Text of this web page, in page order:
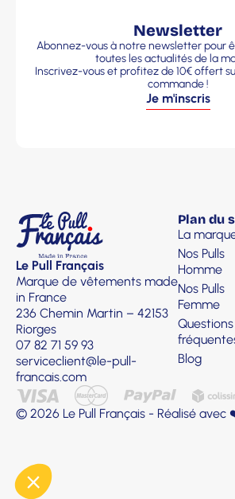
Newsletter
Abonnez-vous à notre newsletter pour
toutes les actualités de la
Inscrivez-vous et profitez de 10€ offert
commande !
Je m'inscris
Le Pull Français
Marque de vêtements made
in France
236 Chemin Martin – 42153
Riorges
07 82 71 59 93
serviceclient@le-pull-
francais.com
Plan du
La
Nos Pulls
Homme
Nos Pulls
Femme
Questions
Blog
© 2026 Le Pull Français - Réalisé